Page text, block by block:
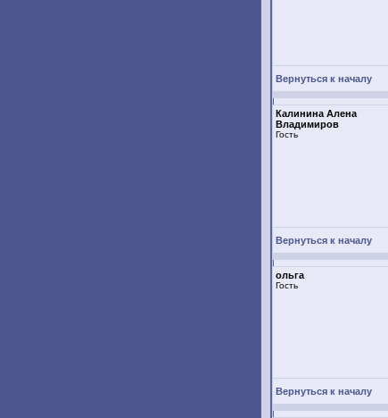
Вернуться к началу
Калинина Алена
Владимиров
Гость
Вернуться к началу
ольга
Гость
Вернуться к началу